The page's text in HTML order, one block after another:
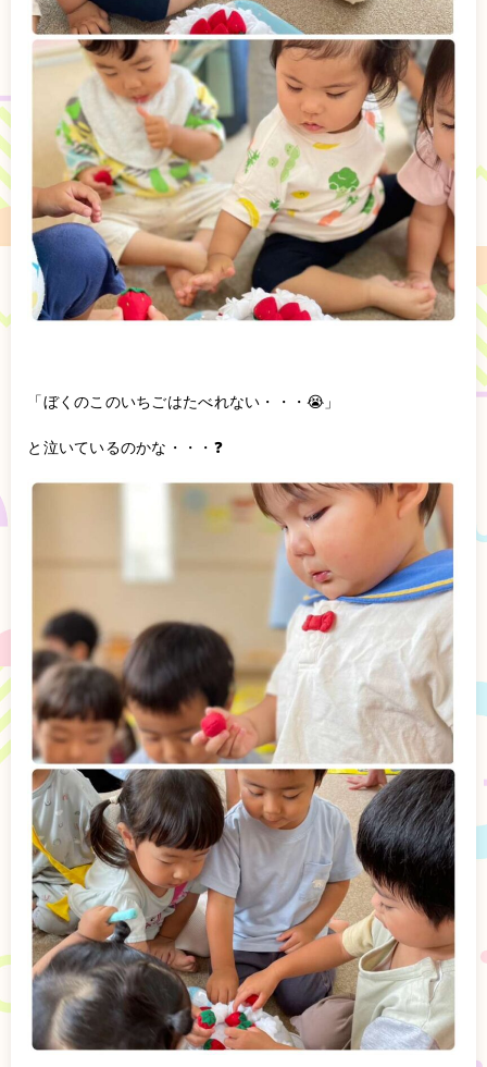
「ぼくのこのいちごはたべれない・・・😭」
と泣いているのかな・・・❓